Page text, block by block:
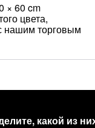
× 60 cm
цвета,
нашим торговым
какой из